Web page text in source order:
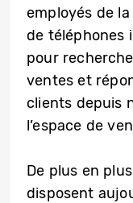
employés de
de téléphones
pour
ventes et
clients depuis
l’espace de
De plus en
disposent